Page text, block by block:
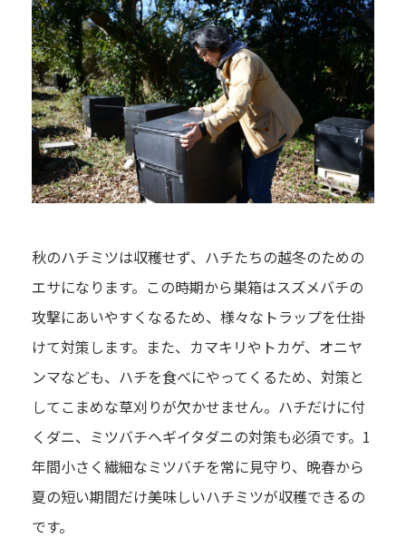
秋のハチミツは収穫せず、ハチたちの越冬のための
エサになります。この時期から巣箱はスズメバチの
攻撃にあいやすくなるため、様々なトラップを仕掛
けて対策します。また、カマキリやトカゲ、オニヤ
ンマなども、ハチを食べにやってくるため、対策と
してこまめな草刈りが欠かせません。ハチだけに付
くダニ、ミツバチヘギイタダニの対策も必須です。1
年間小さく繊細なミツバチを常に見守り、晩春から
夏の短い期間だけ美味しいハチミツが収穫できるの
です。